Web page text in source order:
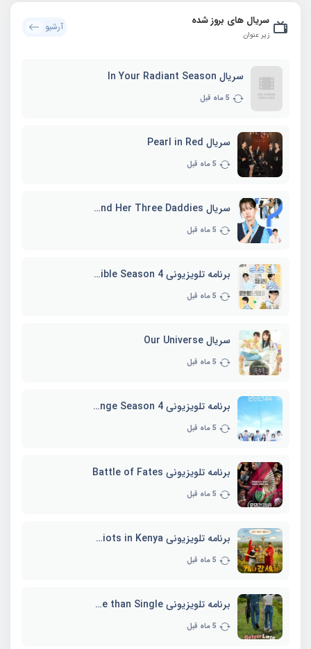
سریال های بروز شده
زیر عنوان
آرشیو
سریال In Your Radiant Season
5 ماه قبل
سریال Pearl in Red
5 ماه قبل
سریال Marie and Her Three Daddies
5 ماه قبل
برنامه تلویزیونی Whenever Possible Season 4
5 ماه قبل
سریال Our Universe
5 ماه قبل
برنامه تلویزیونی EXchange Season 4
5 ماه قبل
برنامه تلویزیونی Battle of Fates
5 ماه قبل
برنامه تلویزیونی Three Idiots in Kenya
5 ماه قبل
برنامه تلویزیونی Better Late than Single
5 ماه قبل